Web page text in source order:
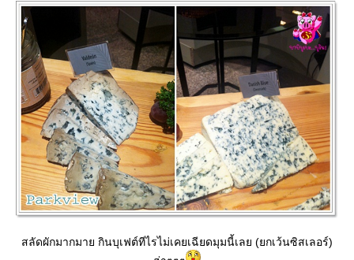
สลัดผักมากมาย กินบุเฟต์ทีไรไม่เคยเฉียดมุมนี้เลย (ยกเว้นซิสเลอร์)